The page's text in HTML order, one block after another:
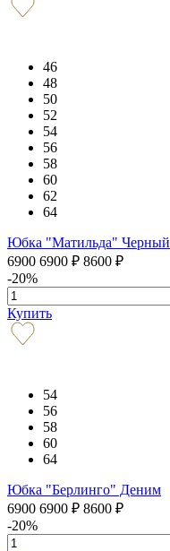
46
48
50
52
54
56
58
60
62
64
Юбка "Матильда" Черный
6900 6900 ₽ 8600 ₽
-20%
Купить
54
56
58
60
64
Юбка "Берлинго" Деним
6900 6900 ₽ 8600 ₽
-20%